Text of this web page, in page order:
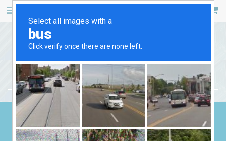
БЕНЗИНОВІ ГЕНЕРАТОРИ
ДИЗЕЛЬНІ ГЕНЕРАТОРИ